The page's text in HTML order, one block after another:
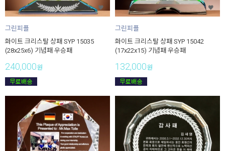
그린피플
화이트 크리스탈 상패 SYP 15035
(28x25x6) 기념패 우승패
240,000원
그린피플
화이트 크리스탈 상패 SYP 15042
(17x22x15) 기념패 우승패
132,000원